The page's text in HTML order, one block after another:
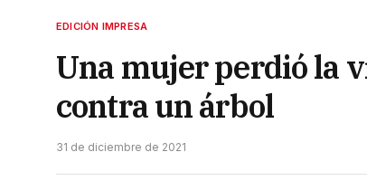
EDICIÓN IMPRESA
Una mujer perdió la
contra un árbol
31 de diciembre de 2021